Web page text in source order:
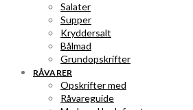
Salater
Supper
Kryddersalt
Bålmad
Grundopskrifter
RÅVARER
Opskrifter med
Råvareguide